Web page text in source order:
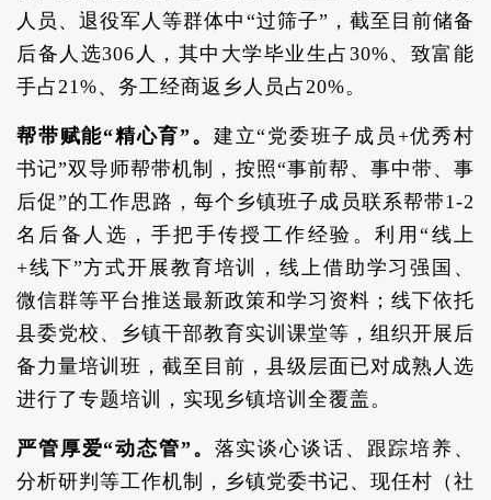
人员、退役军人等群体中“过筛子”，截至目前储备
后备人选306人，其中大学毕业生占30%、致富能
手占21%、务工经商返乡人员占20%。
帮带赋能“精心育”。 建立“党委班子成员+优秀村
书记”双导师帮带机制，按照“事前帮、事中带、事
后促”的工作思路，每个乡镇班子成员联系帮带1-2
名后备人选，手把手传授工作经验。利用“线上
+线下”方式开展教育培训，线上借助学习强国、
微信群等平台推送最新政策和学习资料；线下依托
县委党校、乡镇干部教育实训课堂等，组织开展后
备力量培训班，截至目前，县级层面已对成熟人选
进行了专题培训，实现乡镇培训全覆盖。
严管厚爱“动态管”。 落实谈心谈话、跟踪培养、
分析研判等工作机制，乡镇党委书记、现任村（社